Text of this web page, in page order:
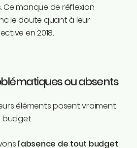
manque de réflexion
le doute quant à leur
en 2018.
ou absents
éléments posent vraiment
budget.
l’absence de tout budget